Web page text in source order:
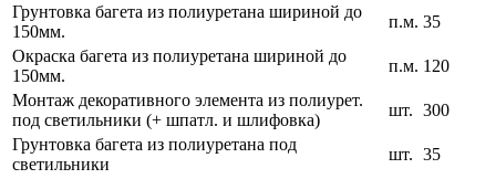
Грунтовка багета из полиуретана шириной до
150мм.
п.м. 35
Окраска багета из полиуретана шириной до
150мм.
п.м. 120
Монтаж декоративного элемента из полиурет.
под светильники (+ шпатл. и шлифовка)
шт. 300
Грунтовка багета из полиуретана под
светильники
шт. 35